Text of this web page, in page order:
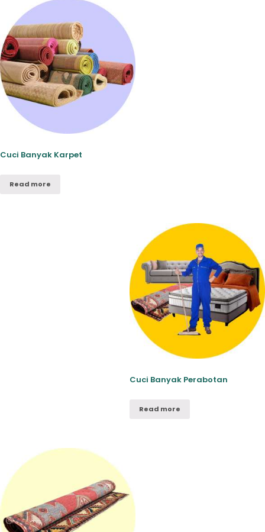
Cuci Banyak Karpet
Read more
Cuci Banyak Perabotan
Read more